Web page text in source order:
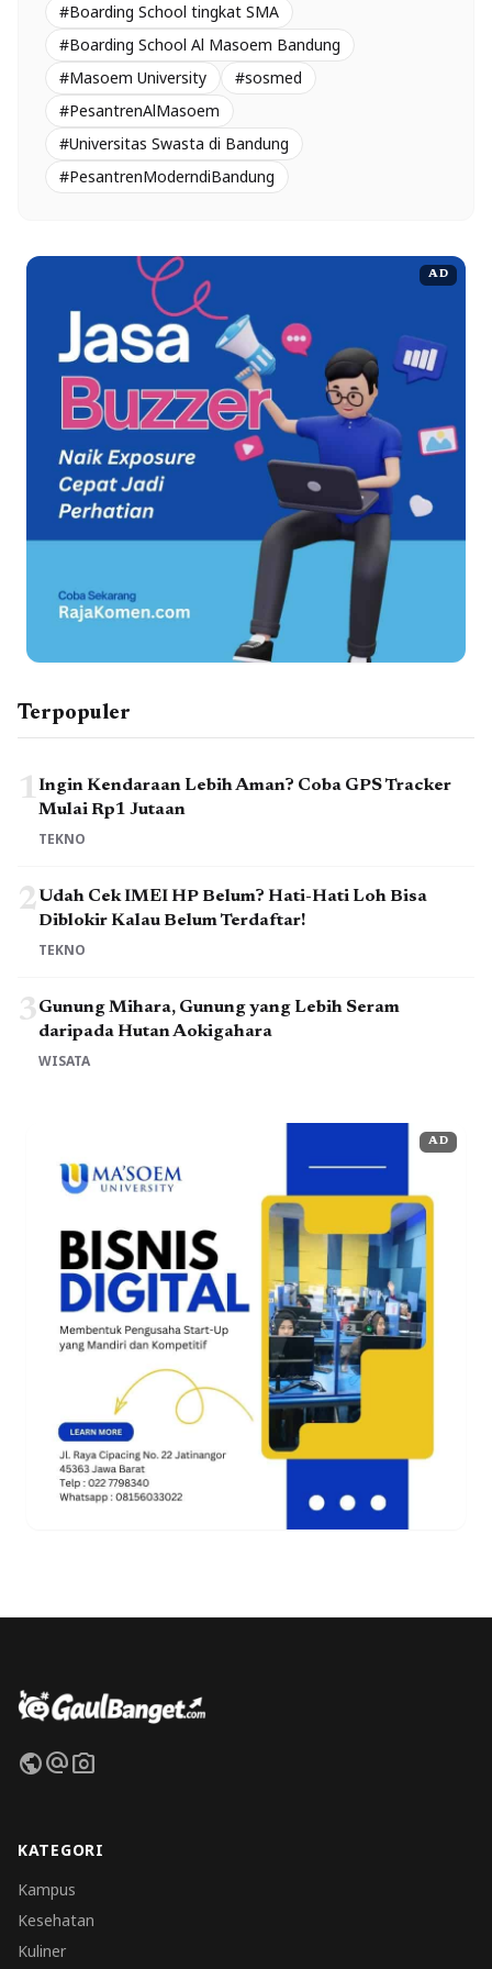
#Boarding School tingkat SMA
#Boarding School Al Masoem Bandung
#Masoem University
#sosmed
#PesantrenAlMasoem
#Universitas Swasta di Bandung
#PesantrenModerndiBandung
AD
Terpopuler
1Ingin Kendaraan Lebih Aman? Coba GPS Tracker
Mulai Rp1 Jutaan
TEKNO
2Udah Cek IMEI HP Belum? Hati-Hati Loh Bisa
Diblokir Kalau Belum Terdaftar!
TEKNO
3Gunung Mihara, Gunung yang Lebih Seram
daripada Hutan Aokigahara
WISATA
AD
publicalternate_emailphoto_camera
KATEGORI
Kampus
Kesehatan
Kuliner